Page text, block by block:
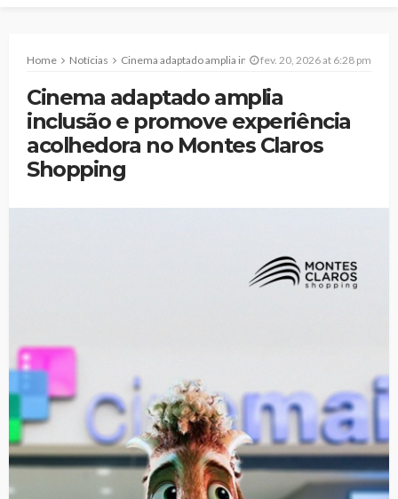
Home Notícias Cinema adaptado amplia inclusão e promove experiência acolhedora no Montes Claros Shopping
fev. 20, 2026 at 6:28 pm
Cinema adaptado amplia
inclusão e promove experiência
acolhedora no Montes Claros
Shopping